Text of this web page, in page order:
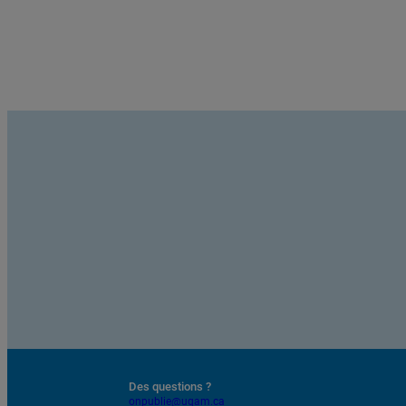
Des questions ?
onpublie@uqam.ca